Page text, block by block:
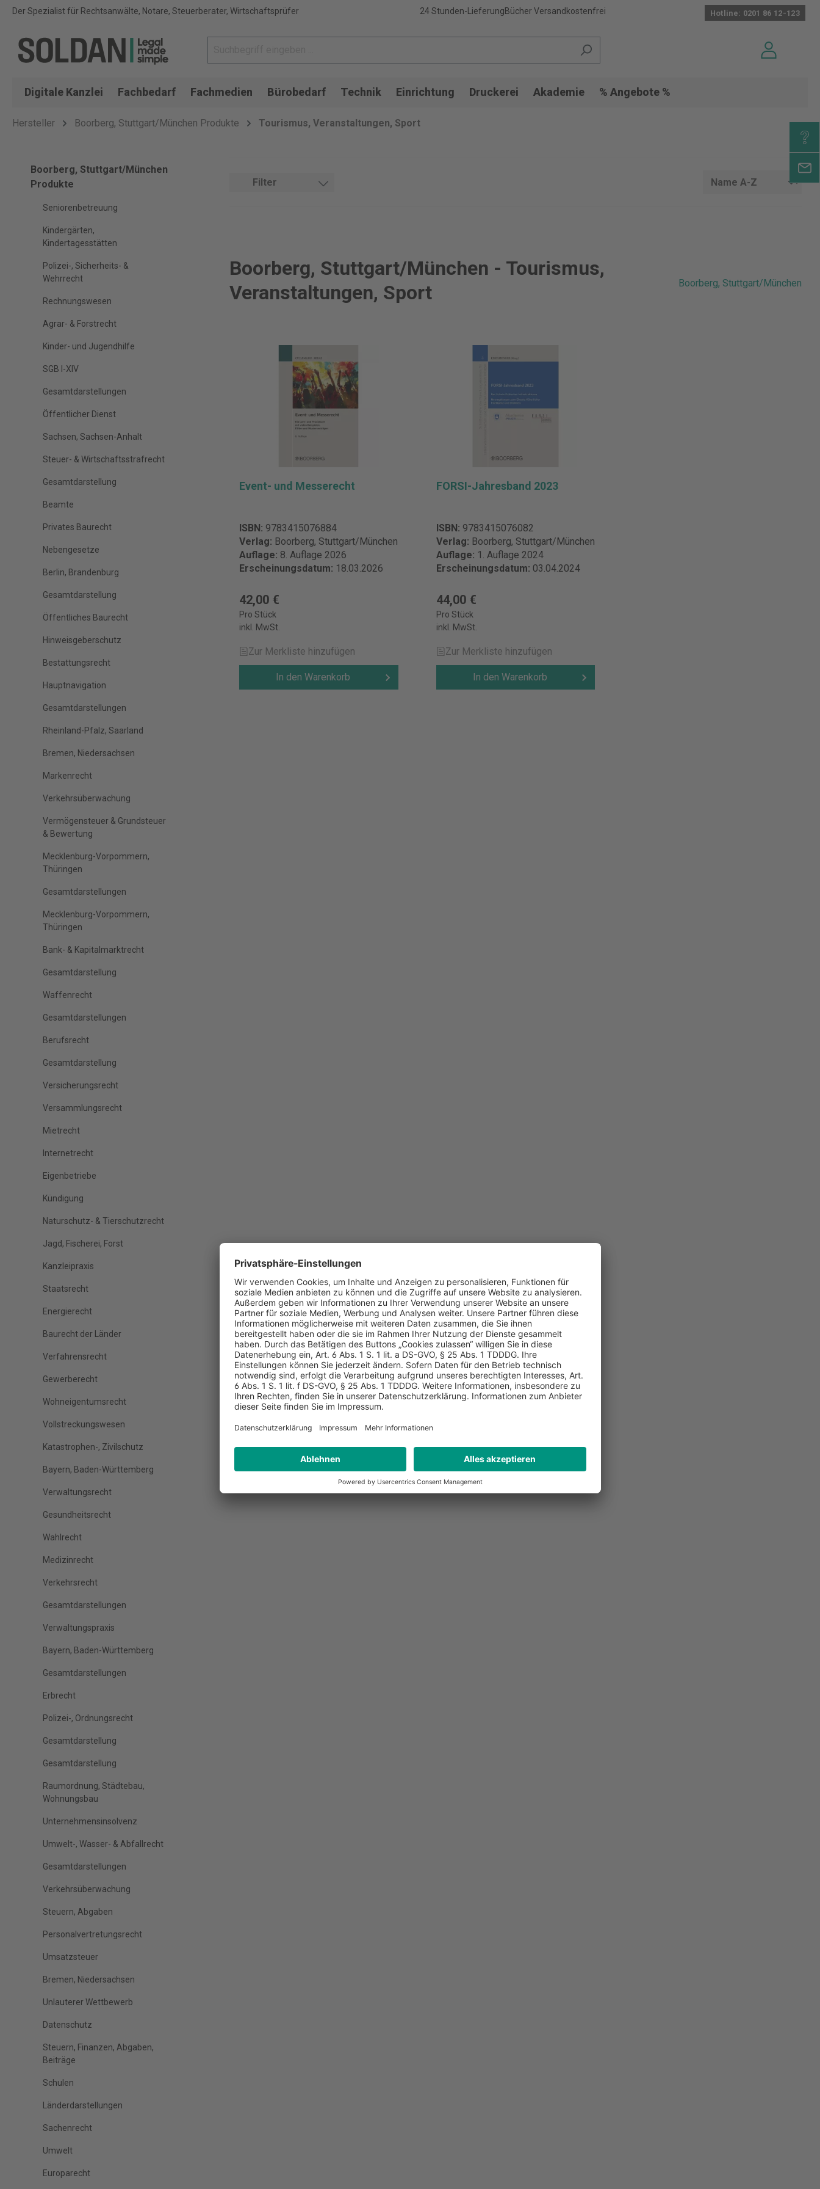
Der Spezialist für Rechtsanwälte, Notare, Steuerberater, Wirtschaftsprüfer 24 Stunden-LieferungBücher Versandkostenfrei Hotline: 0201 86 12-123
Digitale Kanzlei Fachbedarf Fachmedien Bürobedarf Technik Einrichtung Druckerei Akademie % Angebote %
Hersteller Boorberg, Stuttgart/München Produkte Tourismus, Veranstaltungen, Sport
Boorberg, Stuttgart/München
Produkte
Seniorenbetreuung
Kindergärten,
Kindertagesstätten
Polizei-, Sicherheits- &
Wehrrecht
Rechnungswesen
Agrar- & Forstrecht
Kinder- und Jugendhilfe
SGB I-XIV
Gesamtdarstellungen
Öffentlicher Dienst
Sachsen, Sachsen-Anhalt
Steuer- & Wirtschaftsstrafrecht
Gesamtdarstellung
Beamte
Privates Baurecht
Nebengesetze
Berlin, Brandenburg
Gesamtdarstellung
Öffentliches Baurecht
Hinweisgeberschutz
Bestattungsrecht
Hauptnavigation
Gesamtdarstellungen
Rheinland-Pfalz, Saarland
Bremen, Niedersachsen
Markenrecht
Verkehrsüberwachung
Vermögensteuer & Grundsteuer
& Bewertung
Mecklenburg-Vorpommern,
Thüringen
Gesamtdarstellungen
Mecklenburg-Vorpommern,
Thüringen
Bank- & Kapitalmarktrecht
Gesamtdarstellung
Waffenrecht
Gesamtdarstellungen
Berufsrecht
Gesamtdarstellung
Versicherungsrecht
Versammlungsrecht
Mietrecht
Internetrecht
Eigenbetriebe
Kündigung
Naturschutz- & Tierschutzrecht
Jagd, Fischerei, Forst
Kanzleipraxis
Staatsrecht
Energierecht
Baurecht der Länder
Verfahrensrecht
Gewerberecht
Wohneigentumsrecht
Vollstreckungswesen
Katastrophen-, Zivilschutz
Bayern, Baden-Württemberg
Verwaltungsrecht
Gesundheitsrecht
Wahlrecht
Medizinrecht
Verkehrsrecht
Gesamtdarstellungen
Verwaltungspraxis
Bayern, Baden-Württemberg
Gesamtdarstellungen
Erbrecht
Polizei-, Ordnungsrecht
Gesamtdarstellung
Gesamtdarstellung
Raumordnung, Städtebau,
Wohnungsbau
Unternehmensinsolvenz
Umwelt-, Wasser- & Abfallrecht
Gesamtdarstellungen
Verkehrsüberwachung
Steuern, Abgaben
Personalvertretungsrecht
Umsatzsteuer
Bremen, Niedersachsen
Unlauterer Wettbewerb
Datenschutz
Steuern, Finanzen, Abgaben,
Beiträge
Schulen
Länderdarstellungen
Sachenrecht
Umwelt
Europarecht
Filter
Boorberg, Stuttgart/München - Tourismus,
Veranstaltungen, Sport
Boorberg, Stuttgart/München
Event- und Messerecht
ISBN: 9783415076884
Verlag: Boorberg, Stuttgart/München
Auflage: 8. Auflage 2026
Erscheinungsdatum: 18.03.2026
42,00 €
Pro Stück
inkl. MwSt.
Zur Merkliste hinzufügen
In den Warenkorb
FORSI-Jahresband 2023
ISBN: 9783415076082
Verlag: Boorberg, Stuttgart/München
Auflage: 1. Auflage 2024
Erscheinungsdatum: 03.04.2024
44,00 €
Pro Stück
inkl. MwSt.
Zur Merkliste hinzufügen
In den Warenkorb